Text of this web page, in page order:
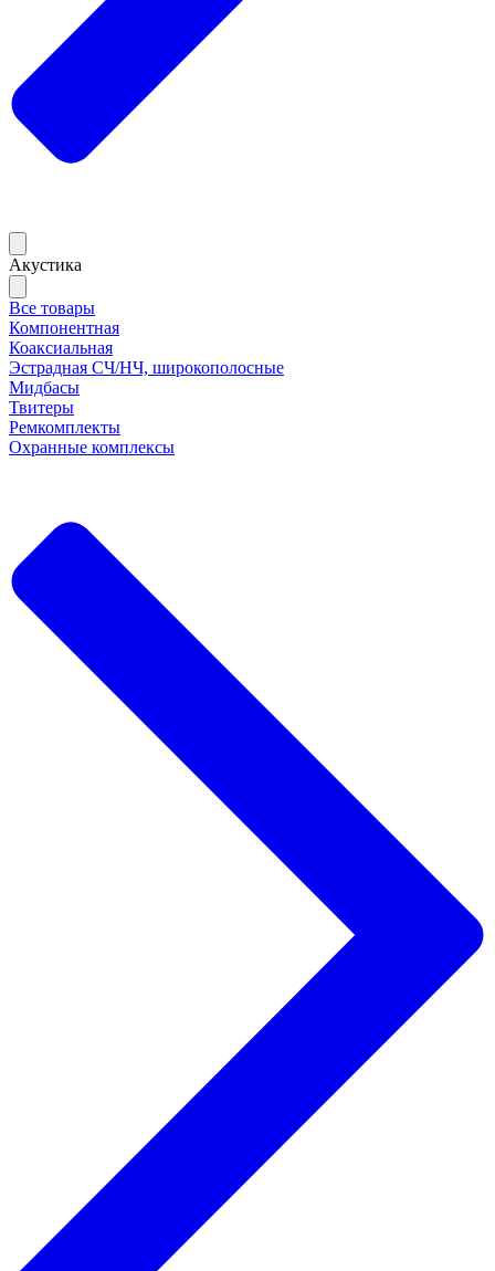
Акустика
Все товары
Компонентная
Коаксиальная
Эстрадная СЧ/НЧ, широкополосные
Мидбасы
Твитеры
Ремкомплекты
Охранные комплексы